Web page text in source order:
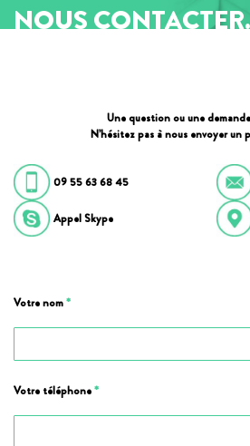
NOUS
Une question ou une
N’hésitez pas à nous envoyer un
09 55 63 68 45
Appel Skype
Votre nom*
Votre téléphone*